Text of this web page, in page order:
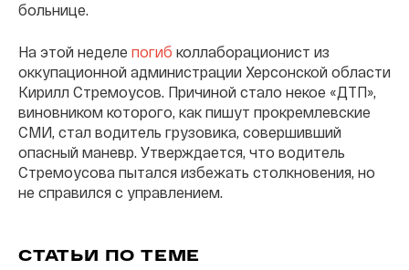
больнице.
На этой неделе погиб коллаборационист из
оккупационной администрации Херсонской области
Кирилл Стремоусов. Причиной стало некое «ДТП»,
виновником которого, как пишут прокремлевские
СМИ, стал водитель грузовика, совершивший
опасный маневр. Утверждается, что водитель
Стремоусова пытался избежать столкновения, но
не справился с управлением.
СТАТЬИ ПО ТЕМЕ